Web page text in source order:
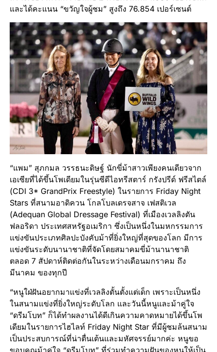
และได้คะแนน “ขวัญใจผู้ชม” สูงถึง 76.854 เปอร์เซนต์
“แพม” สุภกมล วรรธนะดิษฐ์ นักขี่ม้าสาวเพียงคนเดียวจาก
เอเซียที่ได้ขึ้นโพเดียมในรุ่นซีดีไอทรีสตาร์ กรังปรีด์ ฟรีสไตล์
(CDI 3* GrandPrix Freestyle) ในรายการ Friday Night
Stars ที่สนามอาดิควน โกลโบลเดรจสาจ เฟสติเวล
(Adequan Global Dressage Festival) ที่เมืองเวลลิงตัน
ฟลอริดา ประเทศสหรัฐอเมริกา ซึ่งเป็นหนึ่งในมหกรรมการ
แข่งขันประเภทศิลปะบังคับม้าที่ยิ่งใหญ่ที่สุดของโลก มีการ
แข่งขันระดับนานาชาติที่จัดโดยสมาคมขี่ม้านานาชาติ
ตลอด 7 สัปดาห์ติดต่อกันในระหว่างเดือนมกราคม ถึง
มีนาคม ของทุกปี
“หนูใฝ่ฝันอยากมาแข่งที่เวลลิงตั้นตั้งแต่เด็ก เพราะเป็นหนึ่ง
ในสนามแข่งที่ยิ่งใหญ่ระดับโลก และวันนี้หนูและม้าคู่ใจ
“ดรีมโบท” ก็ได้ทำผลงานได้ดีเกินความคาดหมายได้ขึ้นโพ
เดียมในรายการไฮไลท์ Friday Night Star ที่มีผู้ชมล้นสนาม
เป็นประสบการณ์ที่น่าตื่นเต้นและมหัศจรรย์มากค่ะ หนูขอ
ขอบคุณม้าคู่ใจ “ดรีมโบท” ที่ร่วมทำความฝันของหนูให้เป็น